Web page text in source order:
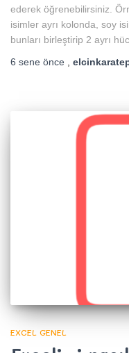
ederek öğrenebilirsiniz.
isimler ayrı kolonda, soy
bunları birleştirip 2 ayrı
6 sene önce
EXCEL GENEL